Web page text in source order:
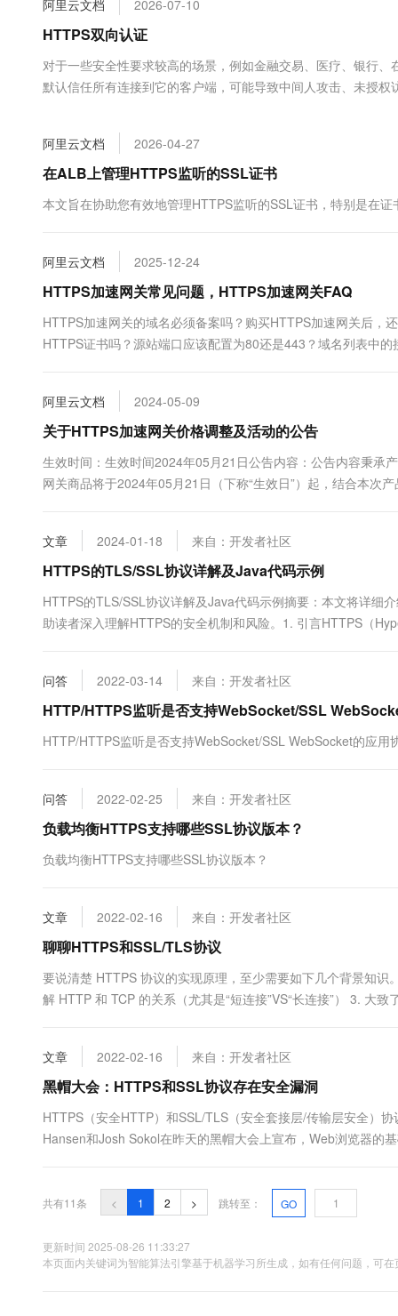
阿里云文档 2026-07-10
HTTPS双向认证
对于一些安全性要求较高的场景，例如金融交易、医疗、银行
默认信任所有连接到它的客户端，可能导致中间人攻击、未授
阿里云文档
2026-04-27
在ALB上管理HTTPS监听的SSL证书
本文旨在协助您有效地管理HTTPS监听的SSL证书，特别是在
阿里云文档 2025-12-24
HTTPS加速网关常见问题，HTTPS加速网关FAQ
HTTPS加速网关的域名必须备案吗？购买HTTPS加速网关后，
HTTPS证书吗？源站端口应该配置为80还是443？域名列表中
阿里云文档 2024-05-09
关于HTTPS加速网关价格调整及活动的公告
生效时间：生效时间2024年05月21日公告内容：公告内容秉承
网关商品将于2024年05月21日（下称“生效日”）起，结合本次
文章 2024-01-18 来自：开发者社区
HTTPS的TLS/SSL协议详解及Java代码示例
HTTPS的TLS/SSL协议详解及Java代码示例摘要：本文将详细
助读者深入理解HTTPS的安全机制和风险。1. 引言HTTPS（
问答 2022-03-14 来自：开发者社区
HTTP/HTTPS监听是否支持WebSocket/SSL
HTTP/HTTPS监听是否支持WebSocket/SSL WebSocket的应用
问答 2022-02-25 来自：开发者社区
负载均衡HTTPS支持哪些SSL协议版本？
负载均衡HTTPS支持哪些SSL协议版本？
文章 2022-02-16 来自：开发者社区
聊聊HTTPS和SSL/TLS协议
要说清楚 HTTPS 协议的实现原理，至少需要如下几个背景知
解 HTTP 和 TCP 的关系（尤其是“短连接”VS“长连接”） 3. 大
文章 2022-02-16 来自：开发者社区
黑帽大会：HTTPS和SSL协议存在安全漏洞
HTTPS（安全HTTP）和SSL/TLS（安全套接层/传输层安全）
Hansen和Josh Sokol在昨天的黑帽大会上宣布，Web浏览器的
共有11条 < 1 2 > 跳转至： GO
更新时间 2025-08-26 11:33:27
本页面内关键词为智能算法引擎基于机器学习所生成，如有任何问题，可
大模型服务
千问AI平台-模型体验
大模型解决方案
快速部署 Dify，高效搭
中间件
数据库
媒体服务
企业服务与云通信
终端用户计算
开发工具
云防火墙
云原生的云上边界网络安
网络
上云与迁云
140+云产品 免费试用
产品新客免费试用，最长
AI空中课堂在线直播课
开发者生态解决方案
AI 开发和 AI 应用解决